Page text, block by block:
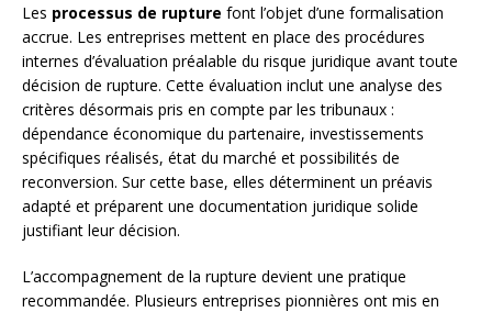
Les processus de rupture font l’objet d’une formalisation
accrue. Les entreprises mettent en place des procédures
internes d’évaluation préalable du risque juridique avant toute
décision de rupture. Cette évaluation inclut une analyse des
critères désormais pris en compte par les tribunaux :
dépendance économique du partenaire, investissements
spécifiques réalisés, état du marché et possibilités de
reconversion. Sur cette base, elles déterminent un préavis
adapté et préparent une documentation juridique solide
justifiant leur décision.
L’accompagnement de la rupture devient une pratique
recommandée. Plusieurs entreprises pionnières ont mis en